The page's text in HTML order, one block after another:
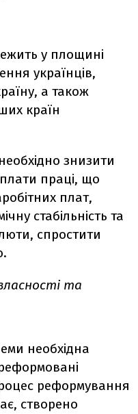
у площині
українців,
а також
країн
знизити
праці, що
плат,
стабільність та
спростити
та
необхідна
реформування
створено